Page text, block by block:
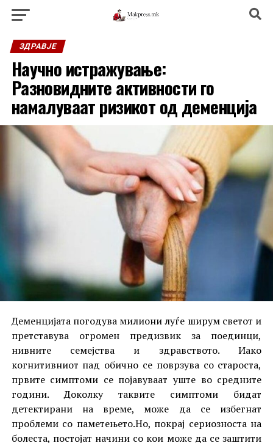
ЗДРАВЈЕ
Научно истражување:
Разновидните активности го
намалуваат ризикот од деменција
Деменцијата погодува милиони луѓе ширум светот и
претставува огромен предизвик за поединци,
нивните семејства и здравството. Иако
когнитивниот пад обично се поврзува со староста,
првите симптоми се појавуваат уште во средните
години. Доколку таквите симптоми бидат
детектирани на време, може да се избегнат
проблеми со паметењето.Но, покрај сериозноста на
болеста, постојат начини со кои може да се заштити